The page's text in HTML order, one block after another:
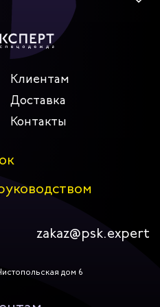
с доставкой в Москве.
регионы России
страны СНГ.
Клиентам
Доставка
Контакты
zakaz@psk.expert
дом 6